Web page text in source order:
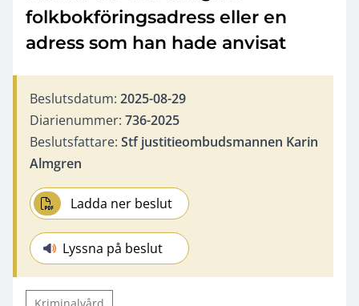
folkbokföringsadress eller en
adress som han hade anvisat
Beslutsdatum: 2025-08-29
Diarienummer: 736-2025
Beslutsfattare: Stf justitieombudsmannen Karin
Almgren
Ladda ner beslut
Lyssna på beslut